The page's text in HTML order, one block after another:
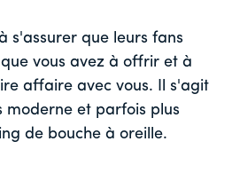
s'assurer que leurs fans
vous avez à offrir et à
affaire avec vous. Il s'agit
moderne et parfois plus
de bouche à oreille.